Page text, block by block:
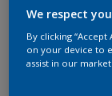
Format
We respect
By clicking
on your device to
assist in our